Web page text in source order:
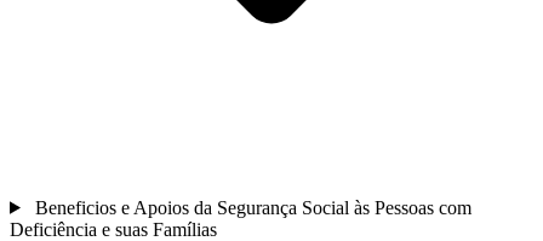
Beneficios e Apoios da Segurança Social às Pessoas com
Deficiência e suas Famílias